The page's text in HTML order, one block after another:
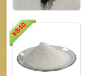
¥
840